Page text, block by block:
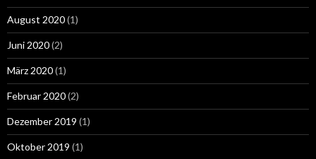
August 2020(1)
Juni 2020(2)
März 2020(1)
Februar 2020(2)
Dezember 2019 (1)
Oktober 2019 (1)